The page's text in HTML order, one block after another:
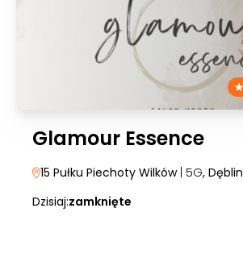
Glamour Essence
15 Pułku Piechoty Wilków | 5G, Dęblin
Dzisiaj:zamknięte